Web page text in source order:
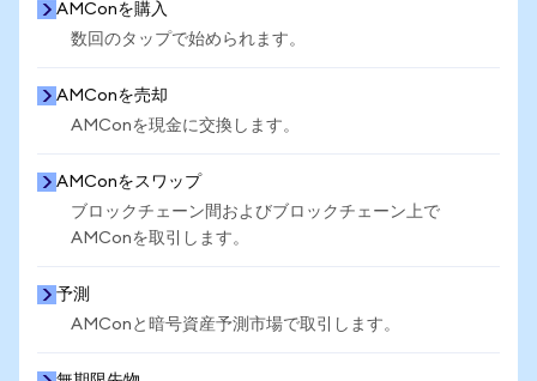
AMConを購入
数回のタップで始められます。
AMConを売却
AMConを現金に交換します。
AMConをスワップ
ブロックチェーン間およびブロックチェーン上で
AMConを取引します。
予測
AMConと暗号資産予測市場で取引します。